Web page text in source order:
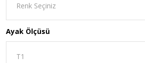
Ayak Ölçüsü